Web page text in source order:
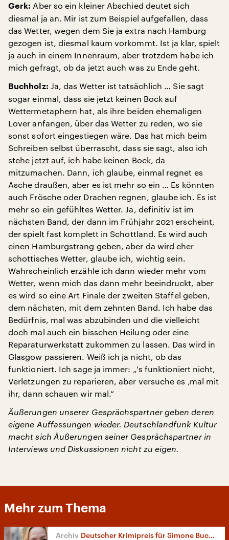
Gerk: Aber so ein kleiner Abschied deutet sich
diesmal ja an. Mir ist zum Beispiel aufgefallen, dass
das Wetter, wegen dem Sie ja extra nach Hamburg
gezogen ist, diesmal kaum vorkommt. Ist ja klar, spielt
ja auch in einem Innenraum, aber trotzdem habe ich
mich gefragt, ob da jetzt auch was zu Ende geht.
Buchholz: Ja, das Wetter ist tatsächlich … Sie sagt
sogar einmal, dass sie jetzt keinen Bock auf
Wettermetaphern hat, als ihre beiden ehemaligen
Lover anfangen, über das Wetter zu reden, wo sie
sonst sofort eingestiegen wäre. Das hat mich beim
Schreiben selbst überrascht, dass sie sagt, also ich
stehe jetzt auf, ich habe keinen Bock, da
mitzumachen. Dann, ich glaube, einmal regnet es
Asche draußen, aber es ist mehr so ein … Es könnten
auch Frösche oder Drachen regnen, glaube ich. Es ist
mehr so ein gefühltes Wetter. Ja, definitiv ist im
nächsten Band, der dann im Frühjahr 2021 erscheint,
der spielt fast komplett in Schottland. Es wird auch
einen Hamburgstrang geben, aber da wird eher
schottisches Wetter, glaube ich, wichtig sein.
Wahrscheinlich erzähle ich dann wieder mehr vom
Wetter, wenn mich das dann mehr beeindruckt, aber
es wird so eine Art Finale der zweiten Staffel geben,
dem nächsten, mit dem zehnten Band. Ich habe das
Bedürfnis, mal was abzubinden und die vielleicht
doch mal auch ein bisschen Heilung oder eine
Reparaturwerkstatt zukommen zu lassen. Das wird in
Glasgow passieren. Weiß ich ja nicht, ob das
funktioniert. Ich sage ja immer: „'s funktioniert nicht,
Verletzungen zu reparieren, aber versuche es ‚mal mit
ihr, dann schauen wir mal.“
Äußerungen unserer Gesprächspartner geben deren
eigene Auffassungen wieder. Deutschlandfunk Kultur
macht sich Äußerungen seiner Gesprächspartner in
Interviews und Diskussionen nicht zu eigen.
Mehr zum Thema
Deutscher Krimipreis für Simone Buchholz